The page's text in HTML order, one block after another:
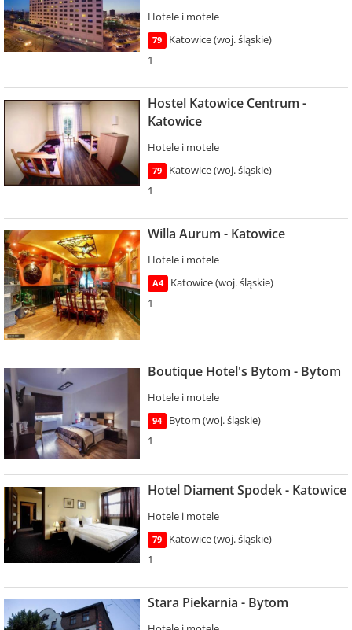
Hotele i motele
79
Katowice (woj. śląskie)
1
Hostel Katowice Centrum -
Katowice
Hotele i motele
79
Katowice (woj. śląskie)
1
Willa Aurum - Katowice
Hotele i motele
A4
Katowice (woj. śląskie)
1
Boutique Hotel's Bytom - Bytom
Hotele i motele
94
Bytom (woj. śląskie)
1
Hotel Diament Spodek - Katowice
Hotele i motele
79
Katowice (woj. śląskie)
1
Stara Piekarnia - Bytom